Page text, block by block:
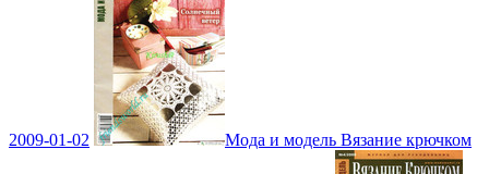
2009-01-02 Мода и модель Вязание крючком